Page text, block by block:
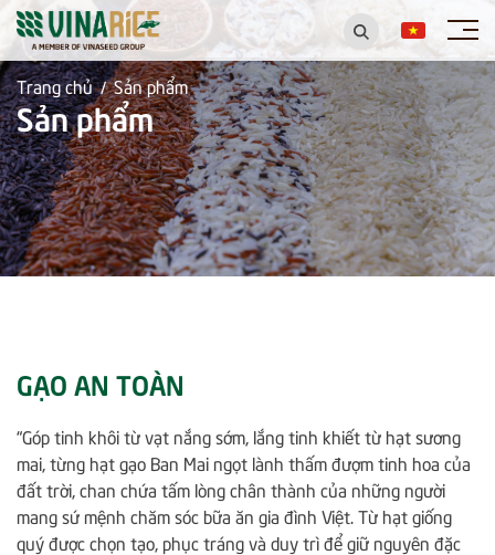
Trang chủ / Sản phẩm
Sản phẩm
GẠO AN TOÀN
“Góp tinh khôi từ vạt nắng sớm, lắng tinh khiết từ hạt sương
mai, từng hạt gạo Ban Mai ngọt lành thấm đượm tinh hoa của
đất trời, chan chứa tấm lòng chân thành của những người
mang sứ mệnh chăm sóc bữa ăn gia đình Việt. Từ hạt giống
quý được chọn tạo, phục tráng và duy trì để giữ nguyên đặc